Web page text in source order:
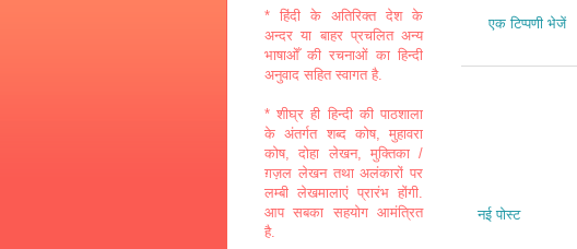
एक टिप्पणी भेजें
नई पोस्ट
* हिंदी के अतिरिक्त देश के
अन्दर या बाहर प्रचलित अन्य
भाषाओँ की रचनाओं का हिन्दी
अनुवाद सहित स्वागत है.
* शीघ्र ही हिन्दी की पाठशाला
के अंतर्गत शब्द कोष, मुहावरा
कोष, दोहा लेखन, मुक्तिका /
ग़ज़ल लेखन तथा अलंकारों पर
लम्बी लेखमालाएं प्रारंभ होंगी.
आप सबका सहयोग आमंत्रित
है.